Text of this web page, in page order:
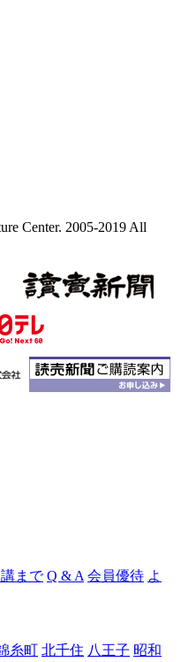
Center. 2005-2019 All
まで Q & A 会員優待 よ
糸町 北千住 八王子 昭和